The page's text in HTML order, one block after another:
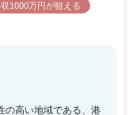
1000万円が狙える
の高い地域である、港